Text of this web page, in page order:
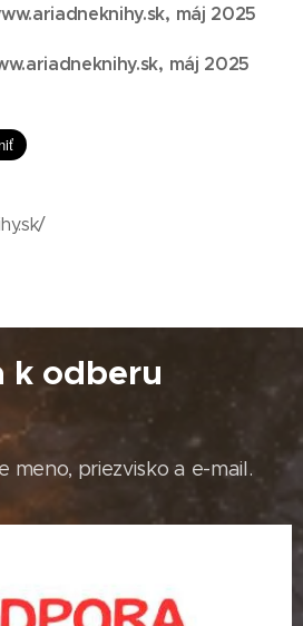
máj 2025
máj 2025
k odberu
meno, priezvisko a e-mail.